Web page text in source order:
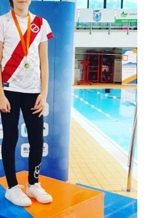
miting “Sv.
Šibenik